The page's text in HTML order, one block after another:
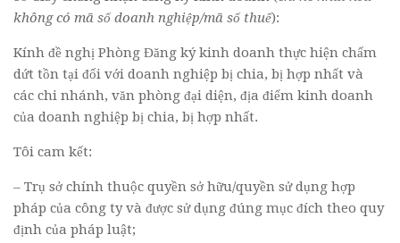
không có mã số doanh nghiệp/mã số thuế):
Kính đề nghị Phòng Đăng ký kinh doanh thực hiện chấm
dứt tồn tại đối với doanh nghiệp bị chia, bị hợp nhất và
các chi nhánh, văn phòng đại diện, địa điểm kinh doanh
của doanh nghiệp bị chia, bị hợp nhất.
Tôi cam kết:
– Trụ sở chính thuộc quyền sở hữu/quyền sử dụng hợp
pháp của công ty và được sử dụng đúng mục đích theo quy
định của pháp luật;